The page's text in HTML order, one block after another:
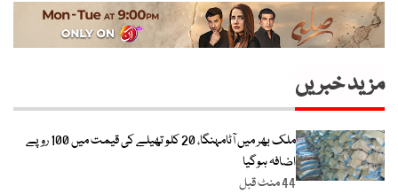
مزید خبریں
ملک بھر میں آٹامہنگا، 20 کلو تھیلے کی قیمت میں 100 روپے
اضافہ ہوگیا
44 منٹ قبل